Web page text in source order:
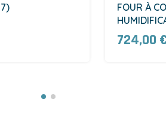
FOUR À
724,00 €